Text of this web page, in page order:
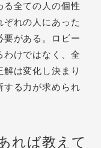
る全ての人の個性
れの人にあった
がある。ロビー
わけではなく、全
は変化し決まり
する力が求められ
れば教えて